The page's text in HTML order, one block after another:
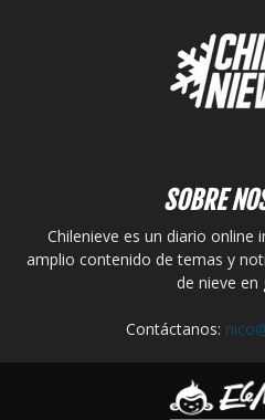
SOBRE
Chilenieve es un diario online
amplio contenido de temas y
de nieve en
Contáctanos: